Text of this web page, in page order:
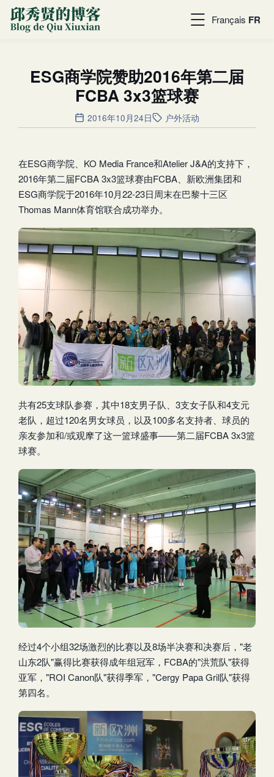
Français FR
ESG商学院赞助2016年第二届
FCBA 3x3篮球赛
2016年10月24日 户外活动
在ESG商学院、KO Media France和Atelier J&A的支持下，
2016年第二届FCBA 3x3篮球赛由FCBA、新欧洲集团和
ESG商学院于2016年10月22-23日周末在巴黎十三区
Thomas Mann体育馆联合成功举办。
共有25支球队参赛，其中18支男子队、3支女子队和4支元
老队，超过120名男女球员，以及100多名支持者、球员的
亲友参加和/或观摩了这一篮球盛事——第二届FCBA 3x3篮
球赛。
经过4个小组32场激烈的比赛以及8场半决赛和决赛后，"老
山东2队"赢得比赛获得成年组冠军，FCBA的"洪荒队"获得
亚军，"ROI Canon队"获得季军，"Cergy Papa Gril队"获得
第四名。